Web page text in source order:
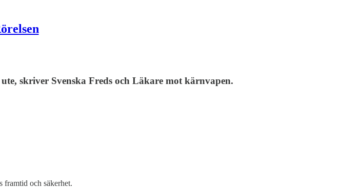
skriver Svenska Freds och Läkare mot kärnvapen.
framtid och säkerhet.